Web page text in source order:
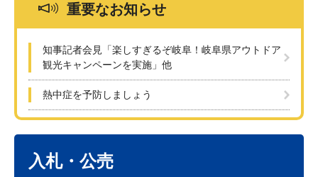
重要なお知らせ
知事記者会見「楽しすぎるぞ岐阜！岐阜県アウトドア
観光キャンペーンを実施」他
熱中症を予防しましょう
入札・公売